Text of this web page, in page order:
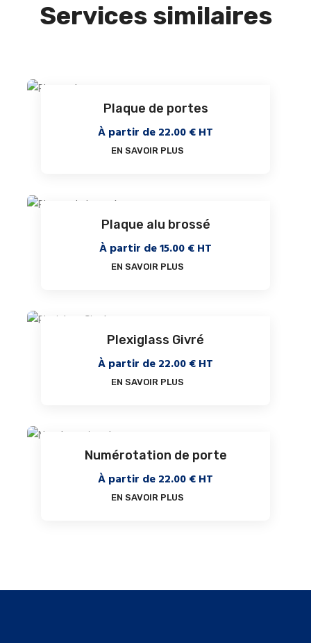
Services similaires
Plaque de portes
À partir de22.00€ HT
EN SAVOIR PLUS
Plaque alu brossé
À partir de15.00€ HT
EN SAVOIR PLUS
Plexiglass Givré
À partir de22.00€ HT
EN SAVOIR PLUS
Numérotation de porte
À partir de22.00€ HT
EN SAVOIR PLUS